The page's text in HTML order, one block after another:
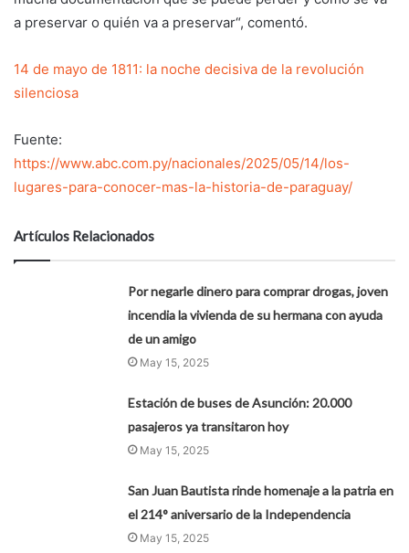
a preservar o quién va a preservar“, comentó.
14 de mayo de 1811: la noche decisiva de la revolución
silenciosa
Fuente:
https://www.abc.com.py/nacionales/2025/05/14/los-
lugares-para-conocer-mas-la-historia-de-paraguay/
Artículos Relacionados
Por negarle dinero para comprar drogas, joven
incendia la vivienda de su hermana con ayuda
de un amigo
May 15, 2025
Estación de buses de Asunción: 20.000
pasajeros ya transitaron hoy
May 15, 2025
San Juan Bautista rinde homenaje a la patria en
el 214° aniversario de la Independencia
May 15, 2025